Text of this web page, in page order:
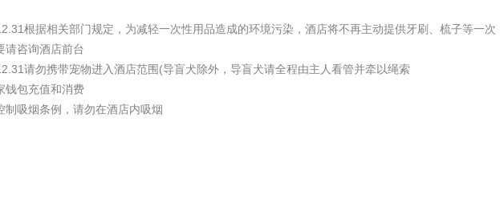
根据相关部门规定，为减轻一次性用品造成的环境污染，酒店将不再主动提供牙刷、梳子等一次
请咨询酒店前台
请勿携带宠物进入酒店范围(导盲犬除外，导盲犬请全程由主人看管并牵以绳索
钱包充值和消费
制吸烟条例，请勿在酒店内吸烟